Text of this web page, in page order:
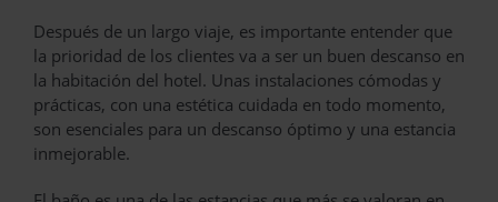
Después de un largo viaje, es importante entender que
la prioridad de los clientes va a ser un buen descanso en
la habitación del hotel. Unas instalaciones cómodas y
prácticas, con una estética cuidada en todo momento,
son esenciales para un descanso óptimo y una estancia
inmejorable.